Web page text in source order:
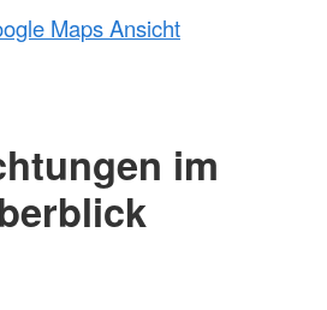
Maps Ansicht
im